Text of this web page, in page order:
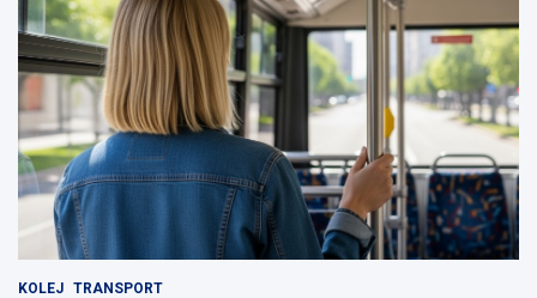
KOLEJ TRANSPORT